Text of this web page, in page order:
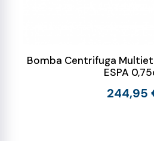
Bomba Centrifuga
ESPA
244,95